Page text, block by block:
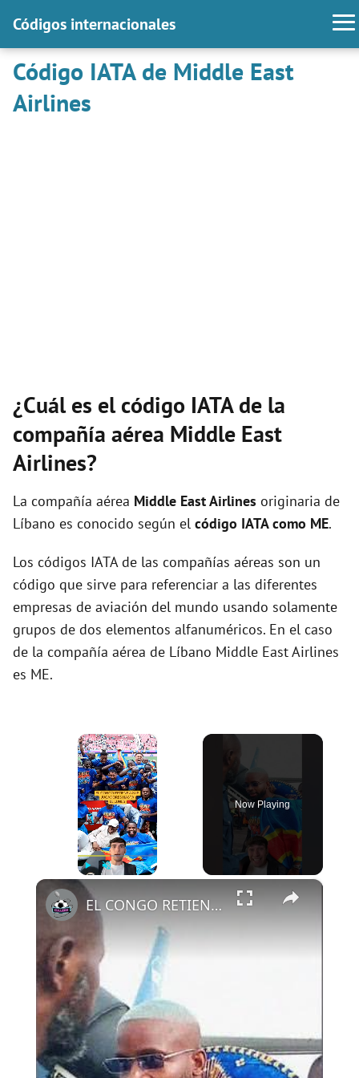
Códigos internacionales
Código IATA de Middle East
Airlines
¿Cuál es el código IATA de la
compañía aérea Middle East
Airlines?
La compañía aérea Middle East Airlines originaria de
Líbano es conocido según el código IATA como ME.
Los códigos IATA de las compañías aéreas son un
código que sirve para referenciar a las diferentes
empresas de aviación del mundo usando solamente
grupos de dos elementos alfanuméricos. En el caso
de la compañía aérea de Líbano Middle East Airlines
es ME.
×
Now Playing
×
EL CONGO RETIENE A SUS JUGADORES HASTA EL LUNES